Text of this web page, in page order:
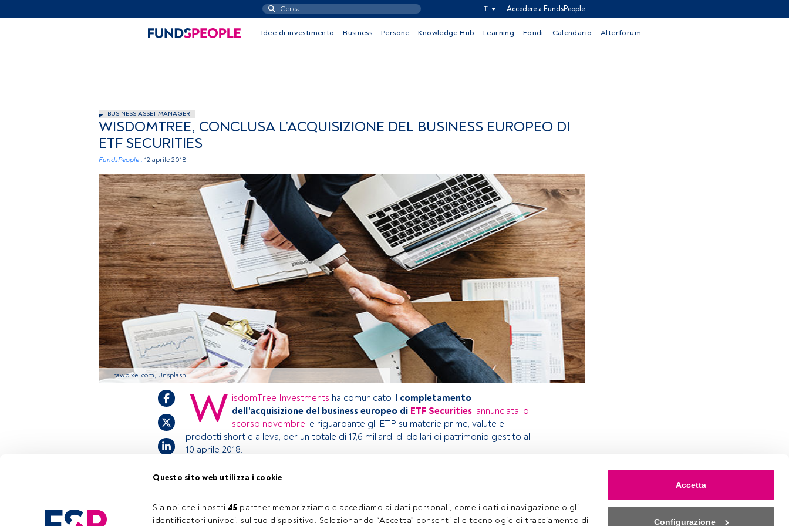
Questo sito web utilizza i cookie
Sia noi che i nostri 45 partner memorizziamo e accediamo ai dati personali, come i dati di navigazione o gli
identificatori univoci, sul tuo dispositivo. Selezionando “Accetta” consenti alle tecnologie di tracciamento di
Accetta
Configurazione
IT Accedere a FundsPeople
Idee di investimento Business Persone Knowledge Hub Learning Fondi Calendario Alterforum
BUSINESS ASSET MANAGER
WISDOMTREE, CONCLUSA L’ACQUISIZIONE DEL BUSINESS EUROPEO DI
ETF SECURITIES
FundsPeople . 12 aprile 2018
rawpixel.com, Unsplash
W isdomTree Investments ha comunicato il completamento
dell'acquisizione del business europeo di ETF Securities, annunciata lo
scorso novembre, e riguardante gli ETP su materie prime, valute e
prodotti short e a leva, per un totale di 17,6 miliardi di dollari di patrimonio gestito al
10 aprile 2018.
accedi tramite il pulsante Login. Se non hai ancora un account, ti invitiamo a
registrarti per scoprire tutti i contenuti che FundsPeople ha da offrire.